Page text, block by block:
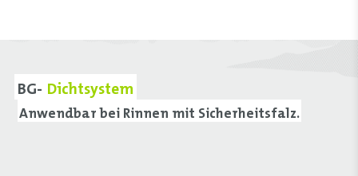
BG- Dichtsystem
Anwendbar bei Rinnen mit Sicherheitsfalz.